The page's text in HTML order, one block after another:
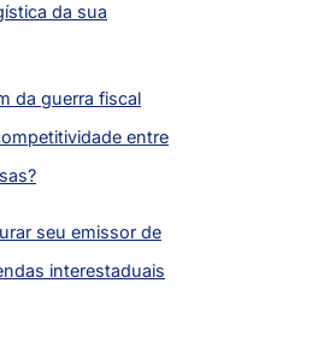
da sua
da guerra fiscal
entre
seu emissor de
interestaduais